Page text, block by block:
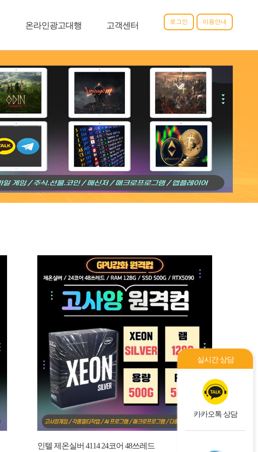
이용안내
로그인
온라인광고대행 고객센터
인텔 제온실버 4114 24코어 48쓰레드
실시간 상담
카카오톡 상담